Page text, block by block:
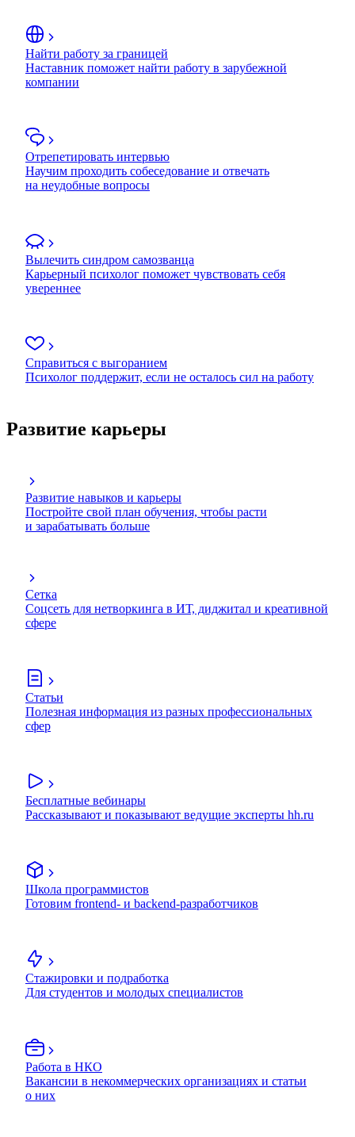
Найти работу за границей
Наставник поможет найти работу в зарубежной
компании
Отрепетировать интервью
Научим проходить собеседование и отвечать
на неудобные вопросы
Вылечить синдром самозванца
Карьерный психолог поможет чувствовать себя
увереннее
Справиться с выгоранием
Психолог поддержит, если не осталось сил на работу
Развитие карьеры
Развитие навыков и карьеры
Постройте свой план обучения, чтобы расти
и зарабатывать больше
Сетка
Соцсеть для нетворкинга в ИТ, диджитал и креативной
сфере
Статьи
Полезная информация из разных профессиональных
сфер
Бесплатные вебинары
Рассказывают и показывают ведущие эксперты hh.ru
Школа программистов
Готовим frontend- и backend-разработчиков
Стажировки и подработка
Для студентов и молодых специалистов
Работа в НКО
Вакансии в некоммерческих организациях и статьи
о них